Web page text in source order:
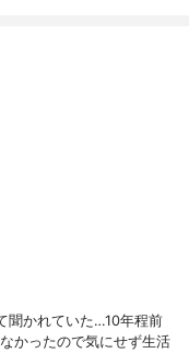
聞かれていた…10年程前
かったので気にせず生活